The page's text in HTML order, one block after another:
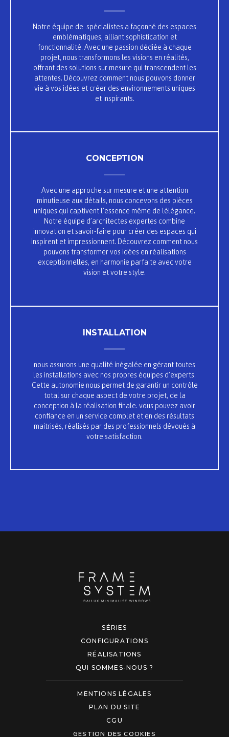
Notre équipe de spécialistes a façonné des espaces
emblématiques, alliant sophistication et
fonctionnalité. Avec une passion dédiée à chaque
projet, nous transformons les visions en réalités,
offrant des solutions sur mesure qui transcendent les
attentes. Découvrez comment nous pouvons donner
vie à vos idées et créer des environnements uniques
et inspirants.
CONCEPTION
Avec une approche sur mesure et une attention
minutieuse aux détails, nous concevons des pièces
uniques qui captivent l’essence même de lélégance.
Notre équipe d’architectes expertes combine
innovation et savoir-faire pour créer des espaces qui
inspirent et impressionnent. Découvrez comment nous
pouvons transformer vos idées en réalisations
exceptionnelles, en harmonie parfaite avec votre
vision et votre style.
INSTALLATION
nous assurons une qualité inégalée en gérant toutes
les installations avec nos propres équipes d’experts.
Cette autonomie nous permet de garantir un contrôle
total sur chaque aspect de votre projet, de la
conception à la réalisation finale. vous pouvez avoir
confiance en un service complet et en des résultats
maitrisés, réalisés par des professionnels dévoués à
votre satisfaction.
SÉRIES
CONFIGURATIONS
RÉALISATIONS
QUI SOMMES-NOUS ?
MENTIONS LÉGALES
PLAN DU SITE
CGU
GESTION DES COOKIES